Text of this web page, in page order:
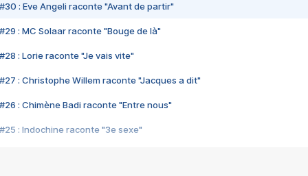
#30 : Eve Angeli raconte "Avant de partir"
#29 : MC Solaar raconte "Bouge de là"
#28 : Lorie raconte "Je vais vite"
#27 : Christophe Willem raconte "Jacques a dit"
#26 : Chimène Badi raconte "Entre nous"
#25 : Indochine raconte "3e sexe"